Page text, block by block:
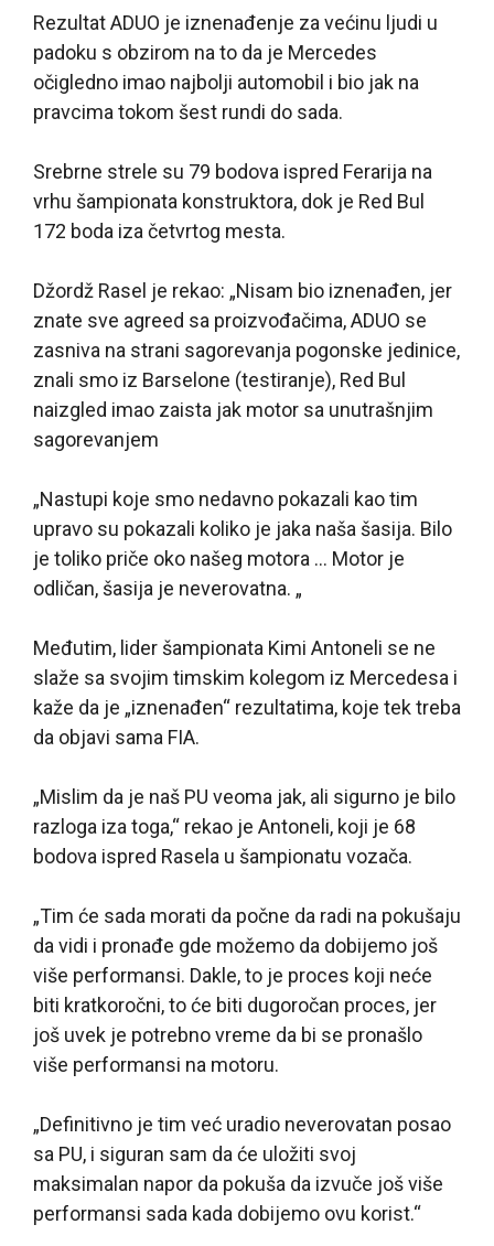
Rezultat ADUO je iznenađenje za većinu ljudi u
padoku s obzirom na to da je Mercedes
očigledno imao najbolji automobil i bio jak na
pravcima tokom šest rundi do sada.
Srebrne strele su 79 bodova ispred Ferarija na
vrhu šampionata konstruktora, dok je Red Bul
172 boda iza četvrtog mesta.
Džordž Rasel je rekao: „Nisam bio iznenađen, jer
znate sve agreed sa proizvođačima, ADUO se
zasniva na strani sagorevanja pogonske jedinice,
znali smo iz Barselone (testiranje), Red Bul
naizgled imao zaista jak motor sa unutrašnjim
sagorevanjem
„Nastupi koje smo nedavno pokazali kao tim
upravo su pokazali koliko je jaka naša šasija. Bilo
je toliko priče oko našeg motora … Motor je
odličan, šasija je neverovatna. „
Međutim, lider šampionata Kimi Antoneli se ne
slaže sa svojim timskim kolegom iz Mercedesa i
kaže da je „iznenađen“ rezultatima, koje tek treba
da objavi sama FIA.
„Mislim da je naš PU veoma jak, ali sigurno je bilo
razloga iza toga,“ rekao je Antoneli, koji je 68
bodova ispred Rasela u šampionatu vozača.
„Tim će sada morati da počne da radi na pokušaju
da vidi i pronađe gde možemo da dobijemo još
više performansi. Dakle, to je proces koji neće
biti kratkoročni, to će biti dugoročan proces, jer
još uvek je potrebno vreme da bi se pronašlo
više performansi na motoru.
„Definitivno je tim već uradio neverovatan posao
sa PU, i siguran sam da će uložiti svoj
maksimalan napor da pokuša da izvuče još više
performansi sada kada dobijemo ovu korist.“